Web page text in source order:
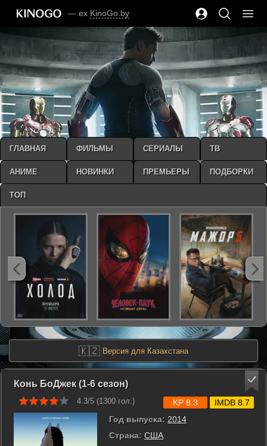
— ex KinoGo.by
🇰🇿 Версия для Казахстана
Конь БоДжек (1-6 сезон)
4.3/5 (1300 гол.)
Год выпуска: 2014
Страна: США
KP 8.3 IMDB 8.7
ГЛАВНАЯ ФИЛЬМЫ СЕРИАЛЫ ТВ
АНИМЕ НОВИНКИ ПРЕМЬЕРЫ ПОДБОРКИ
ТОП